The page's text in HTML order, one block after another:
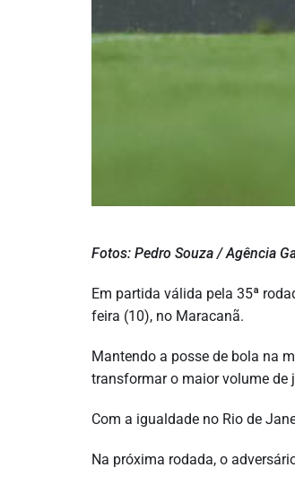
Fotos: Pedro Souza / Agência
Em partida válida pela 35ª
feira (10), no Maracanã.
Mantendo a posse de bola na
transformar o maior volume de
Com a igualdade no Rio de
Na próxima rodada, o